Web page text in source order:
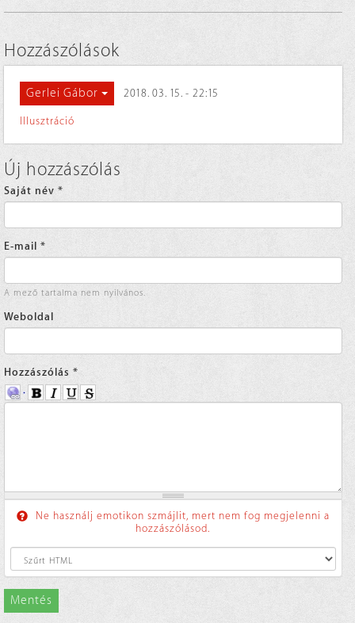
Hozzászólások
Gerlei Gábor 2018. 03. 15. - 22:15
Illusztráció
Új hozzászólás
Saját név *
E-mail *
A mező tartalma nem nyilvános.
Weboldal
Hozzászólás *
Ne használj emotikon szmájlit, mert nem fog megjelenni a
hozzászólásod.
Mentés